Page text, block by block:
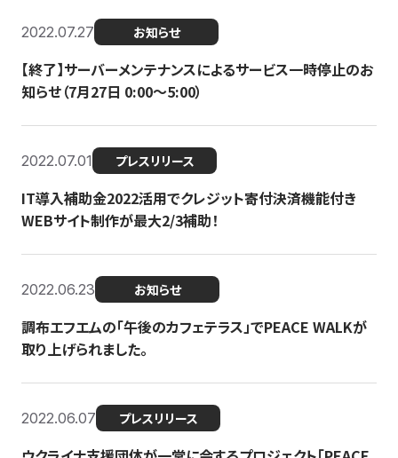
2022.07.27 お知らせ
【終了】サーバーメンテナンスによるサービス一時停止のお
知らせ（7月27日 0:00〜5:00）
2022.07.01 プレスリリース
IT導入補助金2022活用でクレジット寄付決済機能付き
WEBサイト制作が最大2/3補助！
2022.06.23 お知らせ
調布エフエムの「午後のカフェテラス」でPEACE WALKが
取り上げられました。
2022.06.07 プレスリリース